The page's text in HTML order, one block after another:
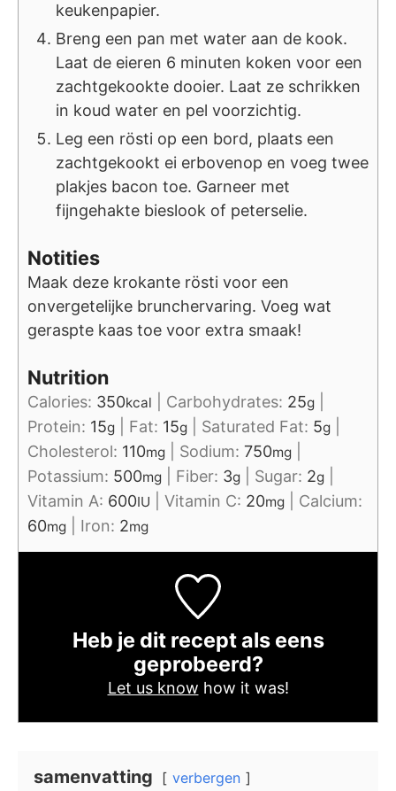
keukenpapier.
Breng een pan met water aan de kook.
Laat de eieren 6 minuten koken voor een
zachtgekookte dooier. Laat ze schrikken
in koud water en pel voorzichtig.
Leg een rösti op een bord, plaats een
zachtgekookt ei erbovenop en voeg twee
plakjes bacon toe. Garneer met
fijngehakte bieslook of peterselie.
Notities
Maak deze krokante rösti voor een
onvergetelijke brunchervaring. Voeg wat
geraspte kaas toe voor extra smaak!
Nutrition
Calories: 350kcal Carbohydrates: 25g
Protein: 15g Fat: 15g Saturated Fat: 5g
Cholesterol: 110mg Sodium: 750mg
Potassium: 500mg Fiber: 3g Sugar: 2g
Vitamin A: 600IU Vitamin C: 20mg
Calcium:
60mg Iron: 2mg
Heb je dit recept als eens
geprobeerd?
Let us know how it was!
samenvatting verbergen